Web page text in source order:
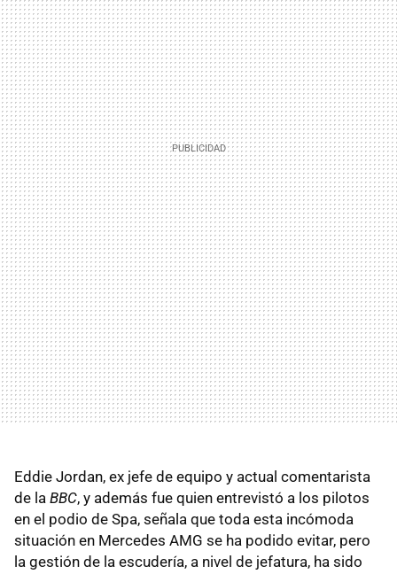
Eddie Jordan, ex jefe de equipo y actual comentarista
de la BBC, y además fue quien entrevistó a los pilotos
en el podio de Spa, señala que toda esta incómoda
situación en Mercedes AMG se ha podido evitar, pero
la gestión de la escudería, a nivel de jefatura, ha sido